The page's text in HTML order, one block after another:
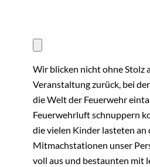
Wir blicken nicht ohne Stolz
Veranstaltung zurück, bei
die Welt der Feuerwehr
Feuerwehrluft schnuppern
die vielen Kinder lasteten an
Mitmachstationen unser
voll aus und bestaunten mit